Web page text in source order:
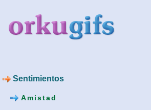
Sentimientos
Amistad